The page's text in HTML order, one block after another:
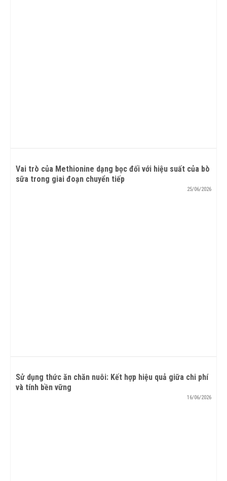
Vai trò của Methionine dạng bọc đối với hiệu suất của bò
sữa trong giai đoạn chuyển tiếp
25/06/2026
Sử dụng thức ăn chăn nuôi: Kết hợp hiệu quả giữa chi phí
và tính bền vững
16/06/2026